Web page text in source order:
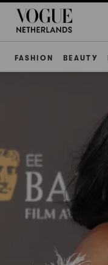
FASHION BEAUTY